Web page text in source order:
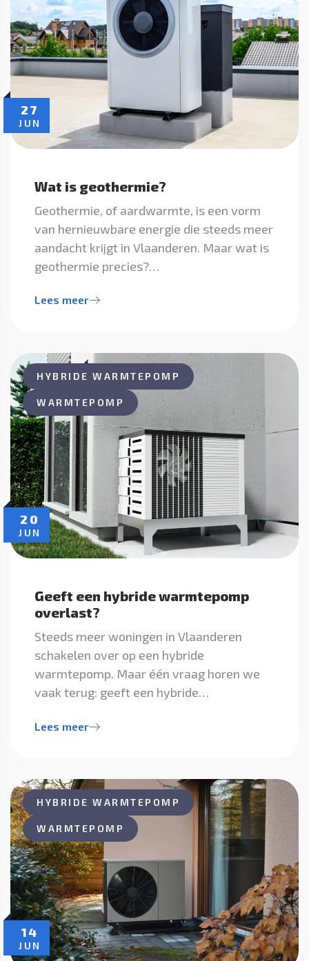
27
JUN
Wat is geothermie?
Geothermie, of aardwarmte, is een vorm
van hernieuwbare energie die steeds meer
aandacht krijgt in Vlaanderen. Maar wat is
geothermie precies?…
Lees meer
20
JUN
HYBRIDE WARMTEPOMP
WARMTEPOMP
Geeft een hybride warmtepomp
overlast?
Steeds meer woningen in Vlaanderen
schakelen over op een hybride
warmtepomp. Maar één vraag horen we
vaak terug: geeft een hybride…
Lees meer
14
JUN
HYBRIDE WARMTEPOMP
WARMTEPOMP